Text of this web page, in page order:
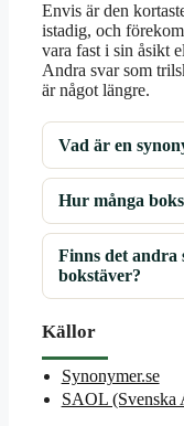
Envis är den
istadig, och
vara fast i sin åsikt
Andra svar som
är något längre.
Vad är en
Hur många
Finns det andra
bokstäver?
Källor
Synonymer.se
SAOL (Svenska